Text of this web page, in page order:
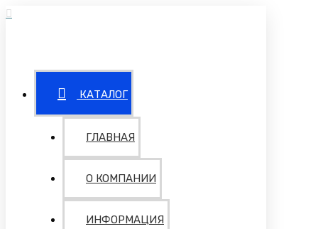
КАТАЛОГ
ГЛАВНАЯ
О КОМПАНИИ
ИНФОРМАЦИЯ